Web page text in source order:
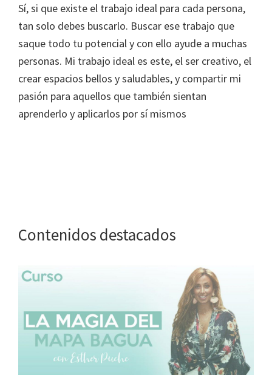
Sí, si que existe el trabajo ideal para cada persona,
tan solo debes buscarlo. Buscar ese trabajo que
saque todo tu potencial y con ello ayude a muchas
personas. Mi trabajo ideal es este, el ser creativo, el
crear espacios bellos y saludables, y compartir mi
pasión para aquellos que también sientan
aprenderlo y aplicarlos por sí mismos
Contenidos destacados